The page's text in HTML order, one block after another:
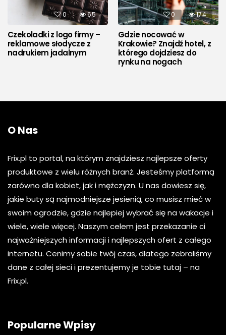
0 65
Czekoladki z logo firmy –
reklamowe słodycze z
nadrukiem jadalnym
0 174
Gdzie nocować w
Krakowie? Znajdź hotel, z
którego dojdziesz do
rynku na nogach
O Nas
Frix.pl to portal, na którym znajdziesz najlepsze oferty
produktowe z wielu różnych branż. Jesteśmy platformą
zarówno dla kobiet, jak i mężczyzn. U nas dowiesz się,
jakie buty są najmodniejsze jesienią, co musisz mieć w
swoim ogrodzie, gdzie najlepiej wybrać się na wakacje i
wiele, wiele więcej. Naszym celem jest przekazanie ci
najważniejszych informacji i najlepszych ofert z całego
internetu. Cenimy sobie twój czas, dlatego zebraliśmy
dane z całej sieci i prezentujemy je tobie tutaj – na
Frix.pl.
Popularne Wpisy